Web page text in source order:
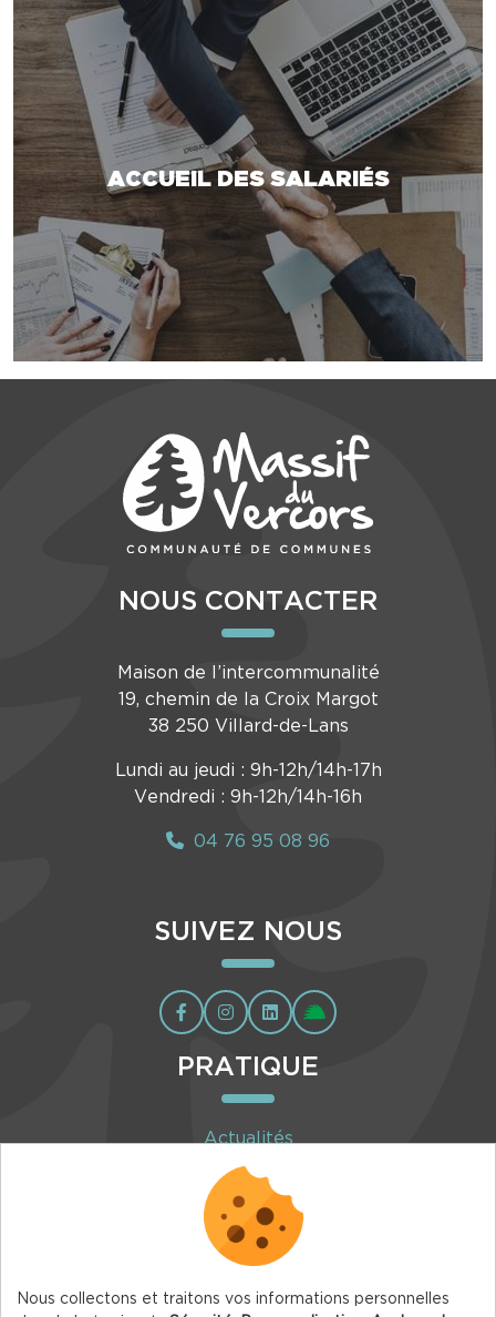
ACCUEIL DES SALARIÉS
NOUS CONTACTER
Maison de l’intercommunalité
19, chemin de la Croix Margot
38 250 Villard-de-Lans
Lundi au jeudi : 9h-12h/14h-17h
Vendredi : 9h-12h/14h-16h
04 76 95 08 96
SUIVEZ NOUS
PRATIQUE
Actualités
Agenda
Inscription à la newsletter
Nous collectons et traitons vos informations personnelles